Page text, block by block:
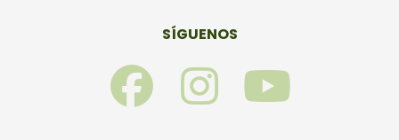
SÍGUENOS
F
a
I
n
Y